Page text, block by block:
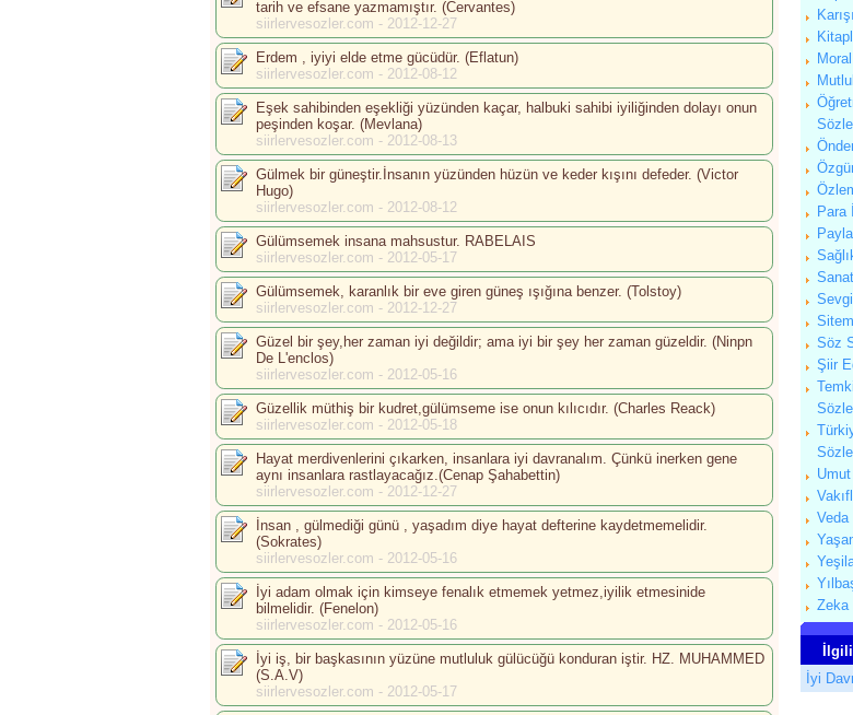
tarih ve efsane yazmamıştır. (Cervantes)
siirlervesozler.com - 2012-12-27
Erdem , iyiyi elde etme gücüdür. (Eflatun)
siirlervesozler.com - 2012-08-12
Eşek sahibinden eşekliği yüzünden kaçar, halbuki sahibi iyiliğinden dolayı onun
peşinden koşar. (Mevlana)
siirlervesozler.com - 2012-08-13
Gülmek bir güneştir.İnsanın yüzünden hüzün ve keder kışını defeder. (Victor
Hugo)
siirlervesozler.com - 2012-08-12
Gülümsemek insana mahsustur. RABELAIS
siirlervesozler.com - 2012-05-17
Gülümsemek, karanlık bir eve giren güneş ışığına benzer. (Tolstoy)
siirlervesozler.com - 2012-12-27
Güzel bir şey,her zaman iyi değildir; ama iyi bir şey her zaman güzeldir. (Ninpn
De L'enclos)
siirlervesozler.com - 2012-05-16
Güzellik müthiş bir kudret,gülümseme ise onun kılıcıdır. (Charles Reack)
siirlervesozler.com - 2012-05-18
Hayat merdivenlerini çıkarken, insanlara iyi davranalım. Çünkü inerken gene
aynı insanlara rastlayacağız.(Cenap Şahabettin)
siirlervesozler.com - 2012-12-27
İnsan , gülmediği günü , yaşadım diye hayat defterine kaydetmemelidir.
(Sokrates)
siirlervesozler.com - 2012-05-16
İyi adam olmak için kimseye fenalık etmemek yetmez,iyilik etmesinide
bilmelidir. (Fenelon)
siirlervesozler.com - 2012-05-16
İyi iş, bir başkasının yüzüne mutluluk gülücüğü konduran iştir. HZ. MUHAMMED
(S.A.V)
siirlervesozler.com - 2012-05-17
Para
Söz
Şiir
Zeka
İyi